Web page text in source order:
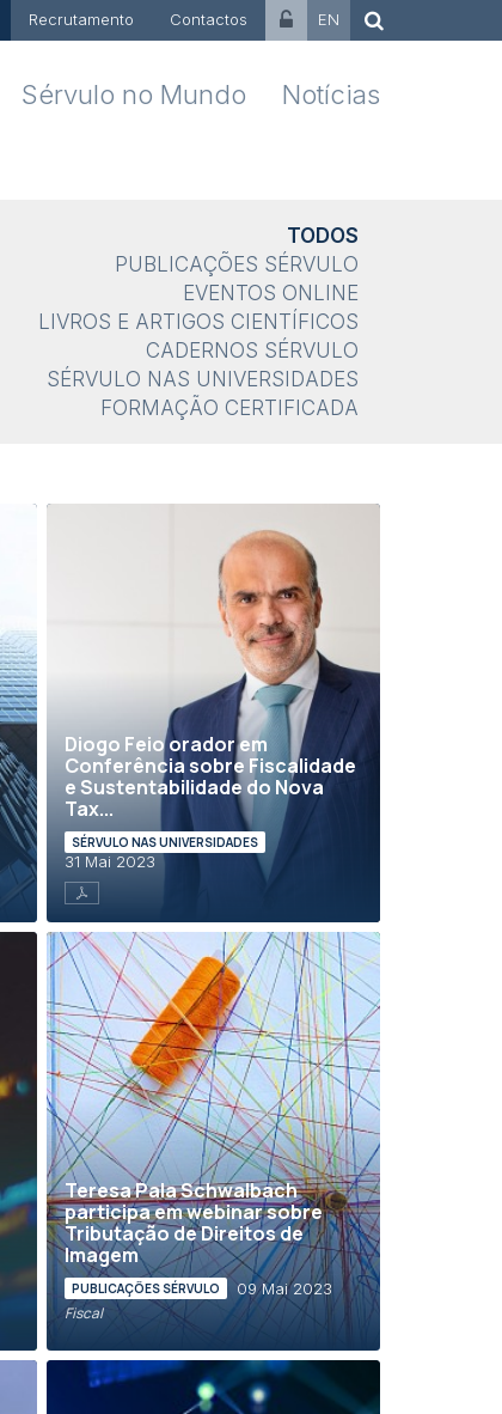
Recrutamento Contactos EN
Sérvulo no Mundo Notícias
TODOS
PUBLICAÇÕES SÉRVULO
EVENTOS ONLINE
LIVROS E ARTIGOS CIENTÍFICOS
CADERNOS SÉRVULO
SÉRVULO NAS UNIVERSIDADES
FORMAÇÃO CERTIFICADA
Diogo Feio orador em
Conferência sobre Fiscalidade
e Sustentabilidade do Nova
Tax...
SÉRVULO NAS UNIVERSIDADES
31 Mai 2023
Teresa Pala Schwalbach
participa em webinar sobre
Tributação de Direitos de
Imagem
PUBLICAÇÕES SÉRVULO 09 Mai 2023
Fiscal